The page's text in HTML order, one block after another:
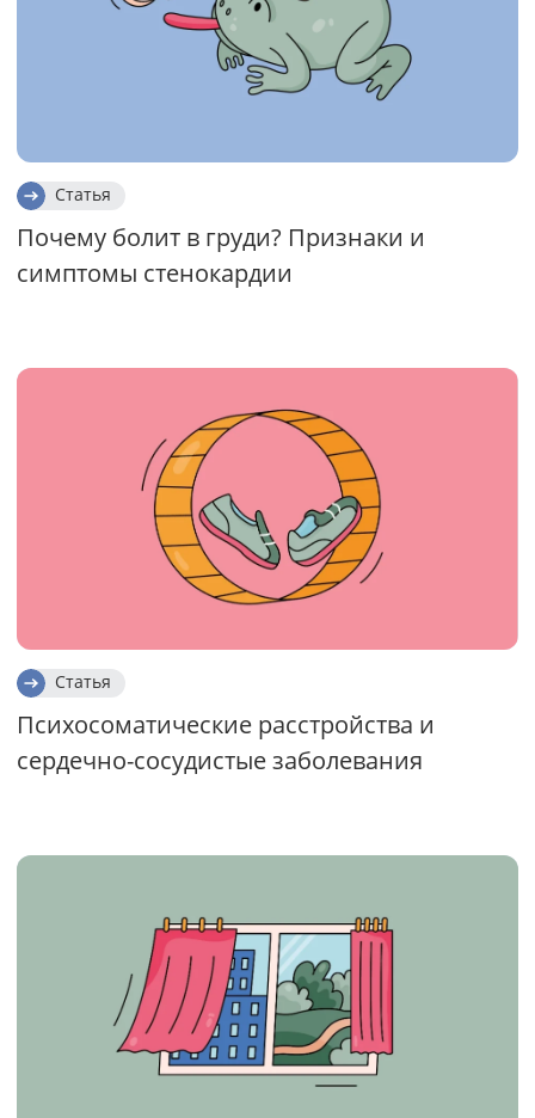
Статья
Почему болит в груди? Признаки и
симптомы стенокардии
Статья
Психосоматические расстройства и
сердечно-сосудистые заболевания